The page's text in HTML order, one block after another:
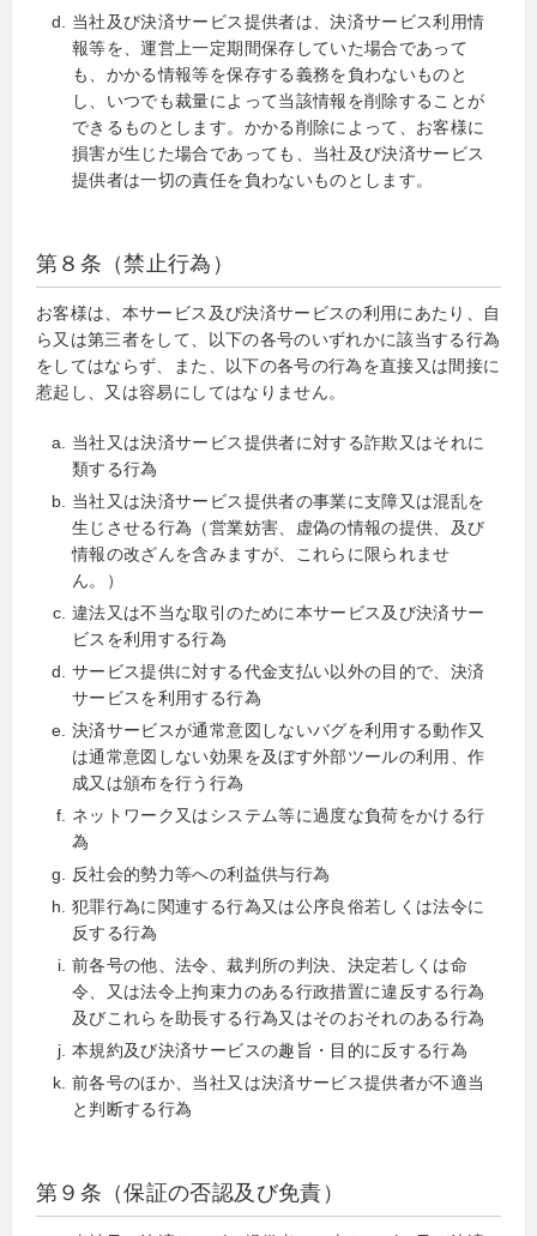
当社及び決済サービス提供者は、決済サービス利用情
報等を、運営上一定期間保存していた場合であって
も、かかる情報等を保存する義務を負わないものと
し、いつでも裁量によって当該情報を削除することが
できるものとします。かかる削除によって、お客様に
損害が生じた場合であっても、当社及び決済サービス
提供者は一切の責任を負わないものとします。
第８条（禁止行為）
お客様は、本サービス及び決済サービスの利用にあたり、自
ら又は第三者をして、以下の各号のいずれかに該当する行為
をしてはならず、また、以下の各号の行為を直接又は間接に
惹起し、又は容易にしてはなりません。
当社又は決済サービス提供者に対する詐欺又はそれに
類する行為
当社又は決済サービス提供者の事業に支障又は混乱を
生じさせる行為（営業妨害、虚偽の情報の提供、及び
情報の改ざんを含みますが、これらに限られませ
ん。）
違法又は不当な取引のために本サービス及び決済サー
ビスを利用する行為
サービス提供に対する代金支払い以外の目的で、決済
サービスを利用する行為
決済サービスが通常意図しないバグを利用する動作又
は通常意図しない効果を及ぼす外部ツールの利用、作
成又は頒布を行う行為
ネットワーク又はシステム等に過度な負荷をかける行
為
反社会的勢力等への利益供与行為
犯罪行為に関連する行為又は公序良俗若しくは法令に
反する行為
前各号の他、法令、裁判所の判決、決定若しくは命
令、又は法令上拘束力のある行政措置に違反する行為
及びこれらを助長する行為又はそのおそれのある行為
本規約及び決済サービスの趣旨・目的に反する行為
前各号のほか、当社又は決済サービス提供者が不適当
と判断する行為
第９条（保証の否認及び免責）